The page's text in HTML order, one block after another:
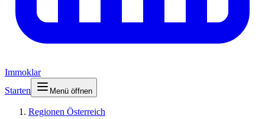
Immoklar
Starten
Menü öffnen
Regionen Österreich